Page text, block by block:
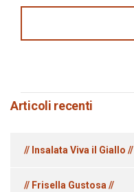
Articoli recenti
// Insalata Viva il Giallo //
// Frisella Gustosa //